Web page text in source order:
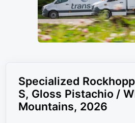
Specialized
S, Gloss Pistachio /
Mountains, 2026